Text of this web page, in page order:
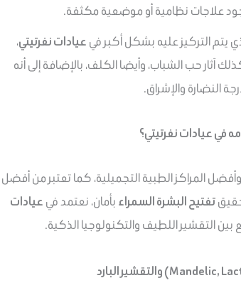
علاجات نظامية أو موضعية مكثفة.
يتم التركيز عليه بشكل أكبر في عيادات نفرتيتي،
آثار حب الشباب، وأيضا الكلف، بالإضافة إلى أنه
النضارة والإشراق.
في عيادات نفرتيتي؟
المراكز الطبية التجميلية، كما تعتبر من أفضل
تفتيح البشرة السمراء بأمان، نعتمد في عيادات
التقشير اللطيف والتكنولوجيا الذكية.